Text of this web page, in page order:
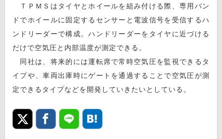
ＴＰＭＳはタイヤとホイールを組み付ける際、専用バン
ドでホイールに固定するセンサーと電波信号を受信するハ
ンドリーダーで構成。ハンドリーダーをタイヤに近づける
だけで空気圧と内部温度が測定できる。
同社は、将来的には運転席で常時空気圧を監視できるタ
イプや、車両出庫時にゲートを通過することで空気圧が測
定できるタイプなどを開発していきたいとしている。